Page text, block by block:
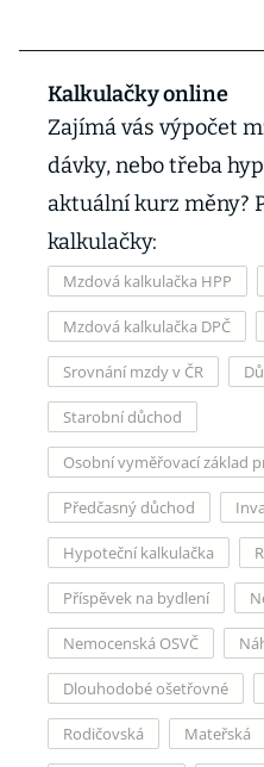
Kalkulačky online
Zajímá vás výpočet
dávky, nebo třeba
aktuální kurz měny?
kalkulačky:
Mzdová kalkulačka HPP
Mzdová kalkulačka DPČ
Srovnání mzdy v ČR
Starobní důchod
Osobní vyměřovací základ
Předčasný důchod
Hypoteční kalkulačka
Příspěvek na bydlení
Nemocenská OSVČ
Dlouhodobé ošetřovné
Rodičovská Mateřská